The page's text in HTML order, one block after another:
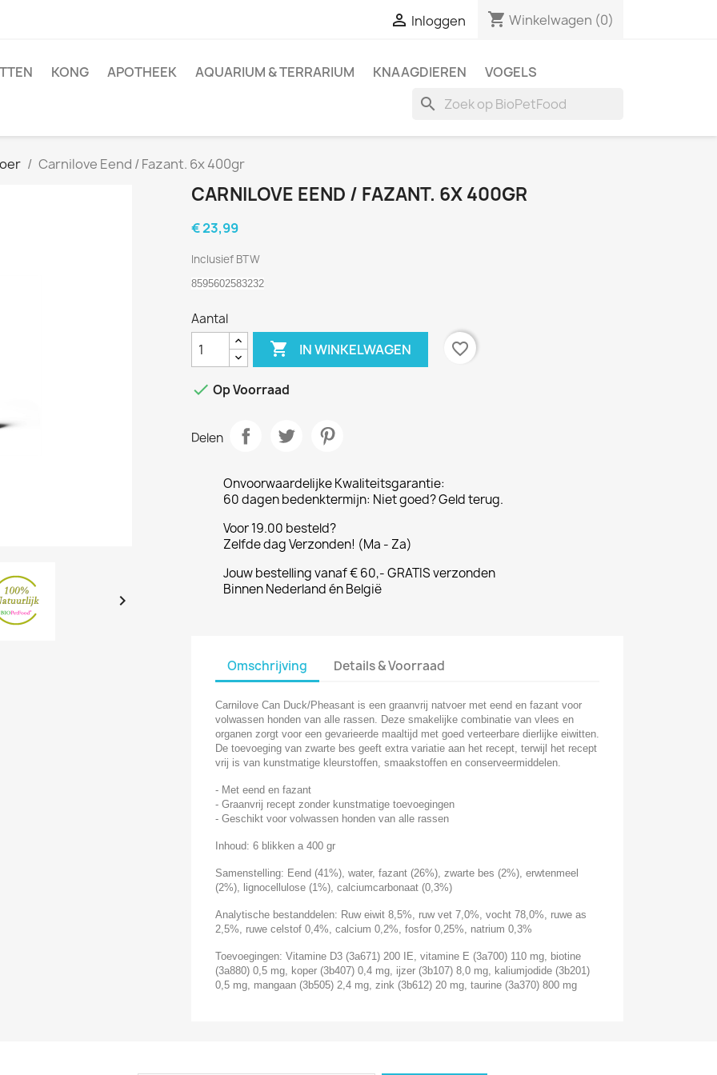
 Inloggen shopping_cart Winkelwagen (0)
KONG APOTHEEK AQUARIUM & TERRARIUM KNAAGDIEREN VOGELS
search
Carnilove Eend / Fazant. 6x 400gr

CARNILOVE EEND / FAZANT. 6X 400GR
€ 23,99
Inclusief BTW
8595602583232
Aantal
 IN WINKELWAGEN favorite_border
 Op Voorraad
Delen
Onvoorwaardelijke Kwaliteitsgarantie:
60 dagen bedenktermijn: Niet goed? Geld terug.
Voor 19.00 besteld?
Zelfde dag Verzonden! (Ma - Za)
Jouw bestelling vanaf € 60,- GRATIS verzonden
Binnen Nederland én België
Omschrijving Details & Voorraad
Carnilove Can Duck/Pheasant is een graanvrij natvoer met eend en fazant voor
volwassen honden van alle rassen. Deze smakelijke combinatie van vlees en
organen zorgt voor een gevarieerde maaltijd met goed verteerbare dierlijke eiwitten.
De toevoeging van zwarte bes geeft extra variatie aan het recept, terwijl het recept
vrij is van kunstmatige kleurstoffen, smaakstoffen en conserveermiddelen.
- Met eend en fazant
- Graanvrij recept zonder kunstmatige toevoegingen
- Geschikt voor volwassen honden van alle rassen
Inhoud: 6 blikken a 400 gr
Samenstelling: Eend (41%), water, fazant (26%), zwarte bes (2%), erwtenmeel
(2%), lignocellulose (1%), calciumcarbonaat (0,3%)
Analytische bestanddelen: Ruw eiwit 8,5%, ruw vet 7,0%, vocht 78,0%, ruwe as
2,5%, ruwe celstof 0,4%, calcium 0,2%, fosfor 0,25%, natrium 0,3%
Toevoegingen: Vitamine D3 (3a671) 200 IE, vitamine E (3a700) 110 mg, biotine
(3a880) 0,5 mg, koper (3b407) 0,4 mg, ijzer (3b107) 8,0 mg, kaliumjodide (3b201)
0,5 mg, mangaan (3b505) 2,4 mg, zink (3b612) 20 mg, taurine (3a370) 800 mg